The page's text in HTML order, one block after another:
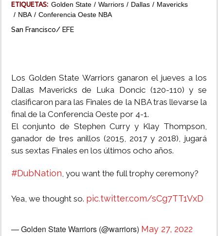
ETIQUETAS: Golden State Warriors Dallas
Mavericks
NBA
Conferencia Oeste NBA
San Francisco/ EFE
Los Golden State Warriors ganaron el jueves a los
Dallas Mavericks de Luka Doncic (120-110) y se
clasificaron para las Finales de la NBA tras llevarse la
final de la Conferencia Oeste por 4-1.
El conjunto de Stephen Curry y Klay Thompson,
ganador de tres anillos (2015, 2017 y 2018), jugará
sus sextas Finales en los últimos ocho años.
#DubNation, you want the full trophy ceremony?
Yea, we thought so. pic.twitter.com/sCg7TT1VxD
— Golden State Warriors (@warriors) May 27, 2022